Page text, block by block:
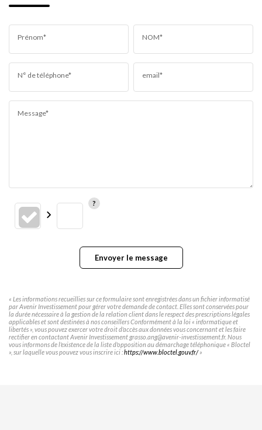
Prénom* NOM*
N° de téléphone* email*
Message*
Envoyer le message
« Les informations recueillies sur ce formulaire sont enregistrées dans un fichier informatisé
par Avenir Investissement pour gérer votre demande de contact. Elles sont conservées pour
la durée nécessaire à la gestion de la relation client dans le respect des prescriptions légales
applicables et sont destinées à nos conseillers Conformément à la loi « informatique et
libertés », vous pouvez exercer votre droit d'accès aux données vous concernant et les faire
rectifier en contactant Avenir Investissement grasso.ang@avenir-investissement.fr. Nous
vous informons de l'existence de la liste d'opposition au démarchage téléphonique « Bloctel
», sur laquelle vous pouvez vous inscrire ici :https://www.bloctel.gouv.fr/»